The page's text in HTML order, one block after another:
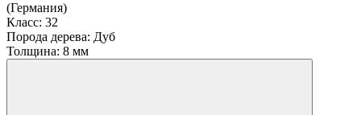
(Германия)
Класс: 32
Порода дерева: Дуб
Толщина: 8 мм